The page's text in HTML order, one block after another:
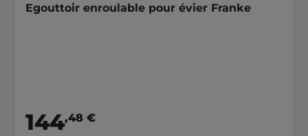
Egouttoir enroulable pour évier Franke
144,48 €